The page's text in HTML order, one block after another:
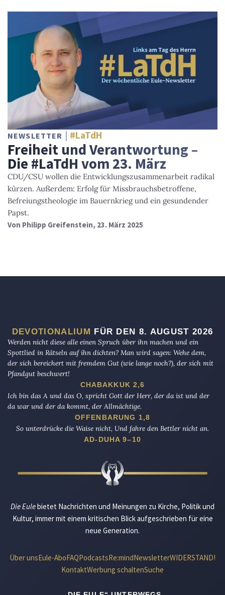
NEWSLETTER #LaTdH
Freiheit und Verantwortung –
Die #LaTdH vom 23. März
CDU/CSU wollen die Entwicklungszusammenarbeit radikal
kürzen. Außerdem: Erfolg für Missbrauchsbetroffene,
Befreiungstheologie im Bauernkrieg und ein gesundender
Papst.
Von Philipp Greifenstein, 23. März 2025
DEVOTIONALIUM FÜR DEN 8. AUGUST 2026
Werden nicht diese alle einen Spruch über ihn machen und ein
Spottlied in Rätseln auf ihn dichten? Man wird sagen: Wehe dem,
der sich bereichert mit fremdem Gut (wie lange noch?), der sich mit
Pfandgut beschwert!
CHABAKKUK 2,6
Ich bin das A und das O, spricht Gott der Herr, der da ist und der
da war und der da kommt, der Allmächtige.
OFFENBARUNG 1,8
So unterdrücke die Waise nicht, Und fahre den Bettler nicht an.
AD-DUHA 9–10
Die Eulebietet Nachrichten und Meinungen zu Kirche, Politik und
Kultur, immer mit einem kritischen Blick aufgeschrieben für eine
neue Generation.
Über unsEule-AboFAQPodcastsRe:mindNewsletterWIDERSTAND!
KontaktWerbung schaltenSuche